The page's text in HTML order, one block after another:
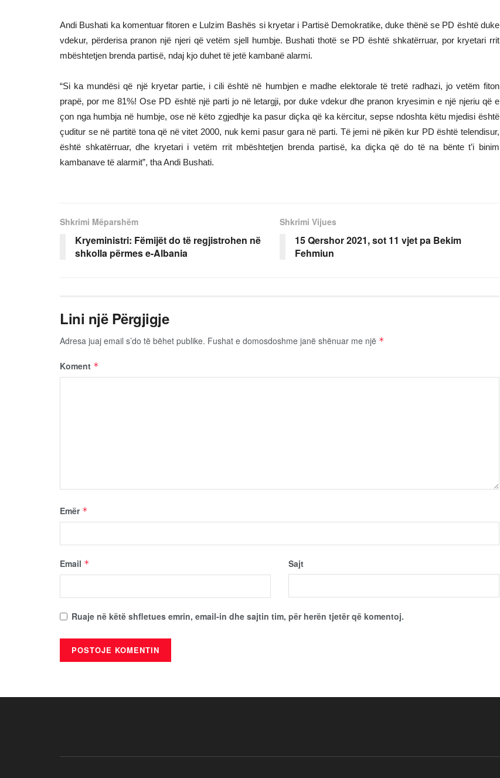
Andi Bushati ka komentuar fitoren e Lulzim Bashës si kryetar i Partisë Demokratike, duke thënë se PD është duke
vdekur, përderisa pranon një njeri që vetëm sjell humbje. Bushati thotë se PD është shkatërruar, por kryetari rrit
mbështetjen brenda partisë, ndaj kjo duhet të jetë kambanë alarmi.
“Si ka mundësi që një kryetar partie, i cili është në humbjen e madhe elektorale të tretë radhazi, jo vetëm fiton
prapë, por me 81%! Ose PD është një parti jo në letargji, por duke vdekur dhe pranon kryesimin e një njeriu që e
çon nga humbja në humbje, ose në këto zgjedhje ka pasur diçka që ka kërcitur, sepse ndoshta këtu mjedisi është
çuditur se në partitë tona që në vitet 2000, nuk kemi pasur gara në parti. Të jemi në pikën kur PD është telendisur,
është shkatërruar, dhe kryetari i vetëm rrit mbështetjen brenda partisë, ka diçka që do të na bënte t’i binim
kambanave të alarmit”, tha Andi Bushati.
Shkrimi Mëparshëm
Kryeministri: Fëmijët do të regjistrohen në
shkolla përmes e-Albania
Shkrimi Vijues
15 Qershor 2021, sot 11 vjet pa Bekim
Fehmiun
Lini një Përgjigje
Adresa juaj email s’do të bëhet publike. Fushat e domosdoshme janë shënuar me një *
Koment *
Emër *
Email * Sajt
Ruaje në këtë shfletues emrin, email-in dhe sajtin tim, për herën tjetër që komentoj.